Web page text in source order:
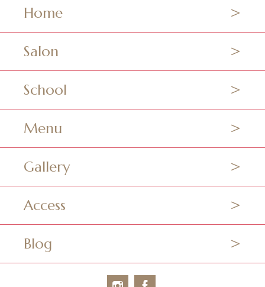
Home
Salon
School
Menu
Gallery
Access
Blog